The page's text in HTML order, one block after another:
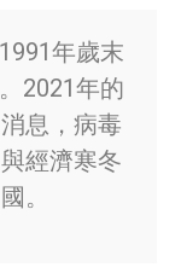
年歲末
2021年的
息，病毒
經濟寒冬
。